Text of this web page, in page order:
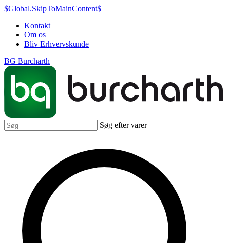
$Global.SkipToMainContent$
Kontakt
Om os
Bliv Erhvervskunde
BG Burcharth
Søg efter varer